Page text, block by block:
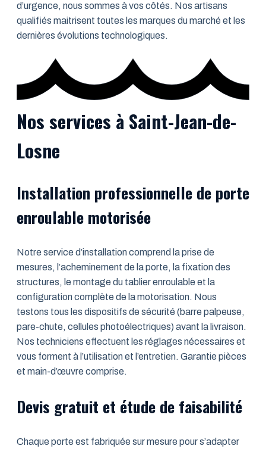
d’urgence, nous sommes à vos côtés. Nos artisans
qualifiés maitrisent toutes les marques du marché et les
dernières évolutions technologiques.
Nos services à Saint-Jean-de-
Losne
Installation professionnelle de porte
enroulable motorisée
Notre service d’installation comprend la prise de
mesures, l’acheminement de la porte, la fixation des
structures, le montage du tablier enroulable et la
configuration complète de la motorisation. Nous
testons tous les dispositifs de sécurité (barre palpeuse,
pare-chute, cellules photoélectriques) avant la livraison.
Nos techniciens effectuent les réglages nécessaires et
vous forment à l’utilisation et l’entretien. Garantie pièces
et main-d’œuvre comprise.
Devis gratuit et étude de faisabilité
Chaque porte est fabriquée sur mesure pour s’adapter